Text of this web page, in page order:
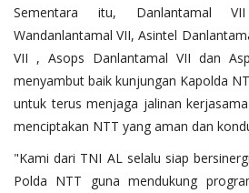
Sementara itu, Danlantamal
Wandanlantamal VII, Asintel
VII , Asops Danlantamal VII dan
menyambut baik kunjungan Kapolda
untuk terus menjaga jalinan
menciptakan NTT yang aman dan
"Kami dari TNI AL selalu siap
Polda NTT guna mendukung